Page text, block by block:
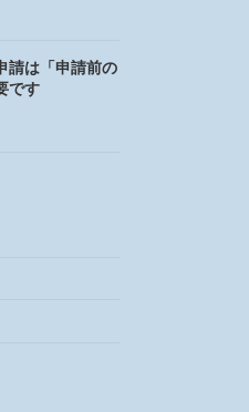
請は「申請前の
です